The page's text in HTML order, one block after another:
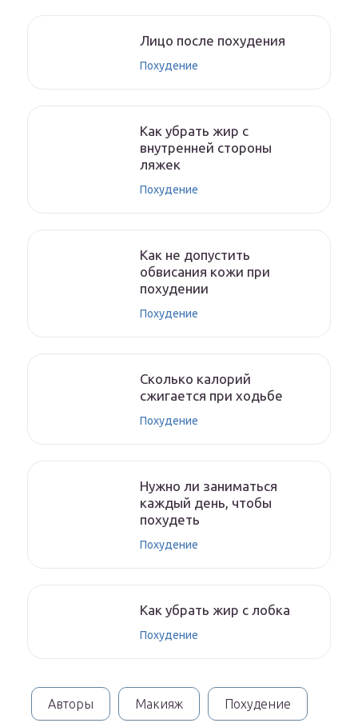
Лицо после похудения
Похудение
Как убрать жир с
внутренней стороны
ляжек
Похудение
Как не допустить
обвисания кожи при
похудении
Похудение
Сколько калорий
сжигается при ходьбе
Похудение
Нужно ли заниматься
каждый день, чтобы
похудеть
Похудение
Как убрать жир с лобка
Похудение
Авторы Макияж Похудение